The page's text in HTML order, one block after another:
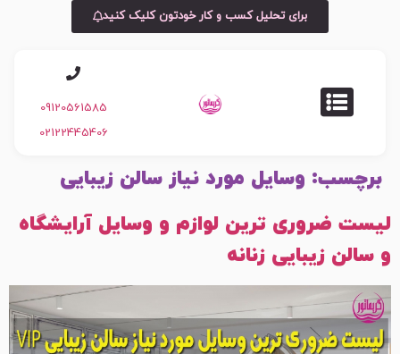
برای تحلیل کسب و کار خودتون کلیک کنید
09120561585
02122445406
برچسب: وسایل مورد نیاز سالن زیبایی
لیست ضروری ترین لوازم و وسایل آرایشگاه
و سالن زیبایی زنانه